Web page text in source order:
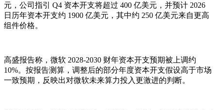
元，公司指引 Q4 资本开支将超过 400 亿美元，并预计 2026
日历年资本开支约 1900 亿美元，其中约 250 亿美元来自更高
组件价格。
高盛报告称，微软 2028-2030 财年资本开支预期被上调约
10%。按报告测算，调整后的部分年度资本开支假设高于市场
一致预期，反映出对微软未来算力投入更激进的判断。